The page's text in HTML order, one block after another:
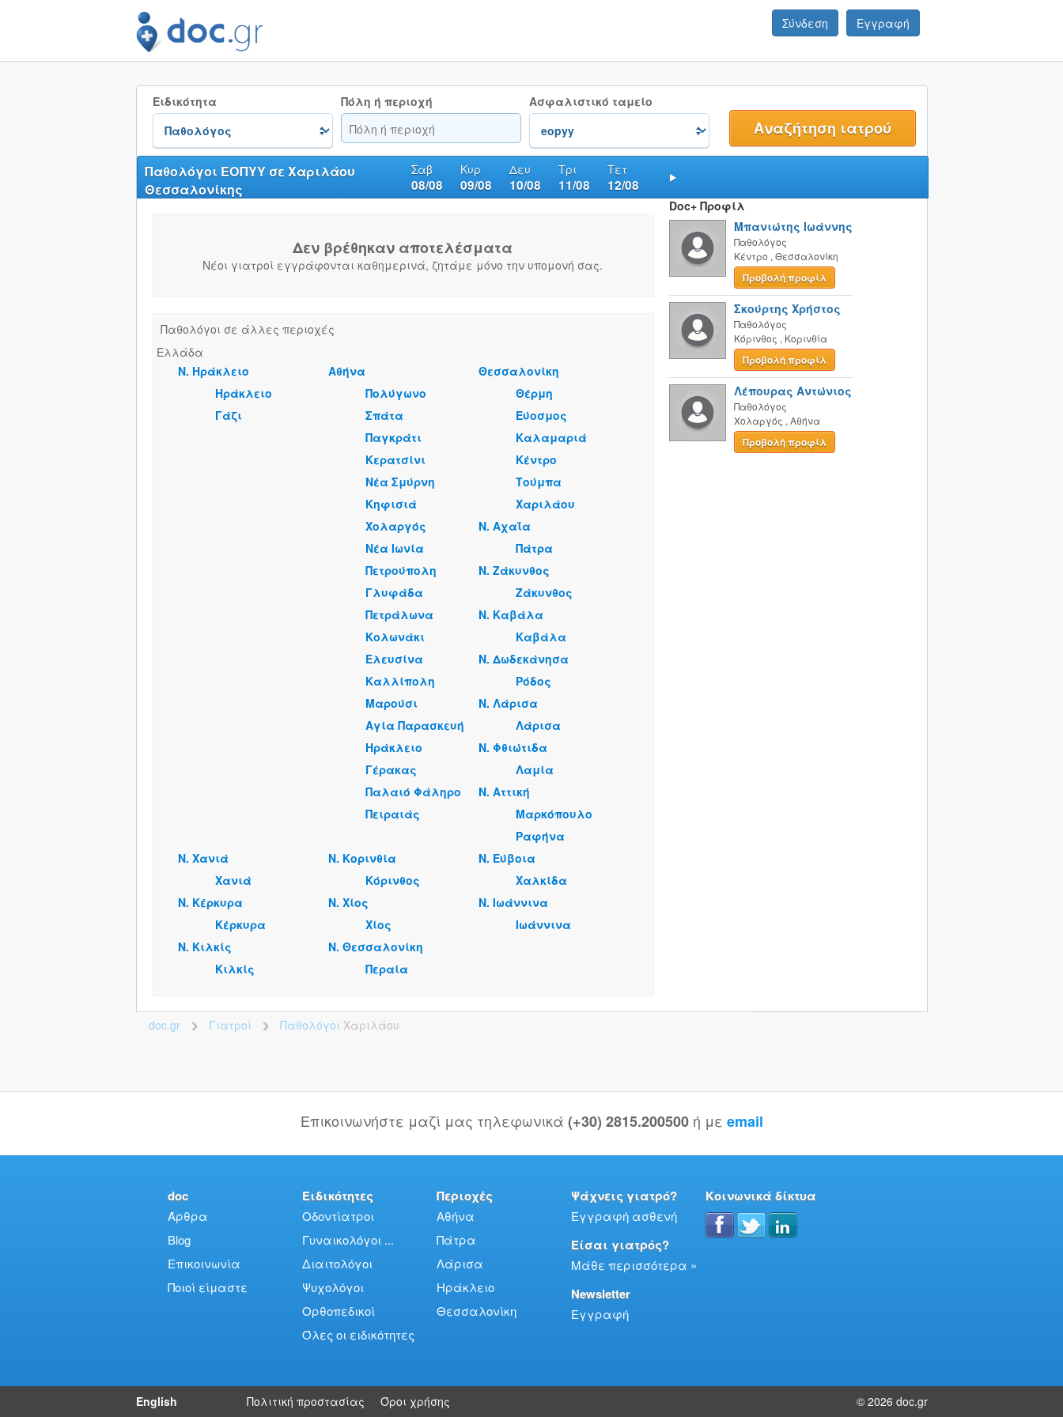
Σύνδεση Εγγραφή
Ειδικότητα Πόλη ή περιοχή Ασφαλιστικό ταμείο
Σαβ
08/08
Κυρ
09/08
Δευ
10/08
Τρι
11/08
Τετ
12/08
Παθολόγοι ΕΟΠΥΥ σε Χαριλάου
Θεσσαλονίκης
Δεν βρέθηκαν αποτελέσματα
Νέοι γιατροί εγγράφονται καθημερινά, ζητάμε μόνο την υπομονή σας.
Παθολόγοι σε άλλες περιοχές
Ελλάδα
Ν. Ηράκλειο
Ηράκλειο
Γάζι
Αθήνα
Πολύγωνο
Σπάτα
Παγκράτι
Κερατσίνι
Νέα Σμύρνη
Κηφισιά
Χολαργός
Νέα Ιωνία
Πετρούπολη
Γλυφάδα
Πετράλωνα
Κολωνάκι
Ελευσίνα
Καλλίπολη
Μαρούσι
Αγία Παρασκευή
Ηράκλειο
Γέρακας
Παλαιό Φάληρο
Πειραιάς
Θεσσαλονίκη
Θέρμη
Εύοσμος
Καλαμαριά
Κέντρο
Τούμπα
Χαριλάου
Ν. Αχαΐα
Πάτρα
Ν. Ζάκυνθος
Ζάκυνθος
Ν. Καβάλα
Καβάλα
Ν. Δωδεκάνησα
Ρόδος
Ν. Λάρισα
Λάρισα
Ν. Φθιώτιδα
Λαμία
Ν. Αττική
Μαρκόπουλο
Ραφήνα
Ν. Χανιά
Χανιά
Ν. Κορινθία
Κόρινθος
Ν. Εύβοια
Χαλκίδα
Ν. Κέρκυρα
Κέρκυρα
Ν. Χίος
Χίος
Ν. Ιωάννινα
Ιωάννινα
Ν. Κιλκίς
Κιλκίς
Ν. Θεσσαλονίκη
Περαία
Doc+ Προφίλ
Μπανιώτης Ιωάννης
Παθολόγος
Κέντρο , Θεσσαλονίκη
Προβολή προφίλ
Σκούρτης Χρήστος
Παθολόγος
Κόρινθος , Κορινθία
Προβολή προφίλ
Λέπουρας Αντώνιος
Παθολόγος
Χολαργός , Αθήνα
Προβολή προφίλ
doc.gr >Γιατροί >
Παθολόγοι Χαριλάου
Επικοινωνήστε μαζί μας τηλεφωνικά (+30) 2815.200500 ή με email
doc
Άρθρα
Blog
Επικοινωνία
Ποιοί είμαστε
Ειδικότητες
Οδοντίατροι
Γυναικολόγοι ...
Διαιτολόγοι
Ψυχολόγοι
Ορθοπεδικοί
Όλες οι ειδικότητες
Περιοχές
Αθήνα
Πάτρα
Λάρισα
Ηράκλειο
Θεσσαλονίκη
Ψάχνεις γιατρό?
Εγγραφή ασθενή
Είσαι γιατρός?
Μάθε περισσότερα »
Newsletter
Εγγραφή
Κοινωνικά δίκτυα
English Πολιτική προστασίας Όροι χρήσης © 2026 doc.gr